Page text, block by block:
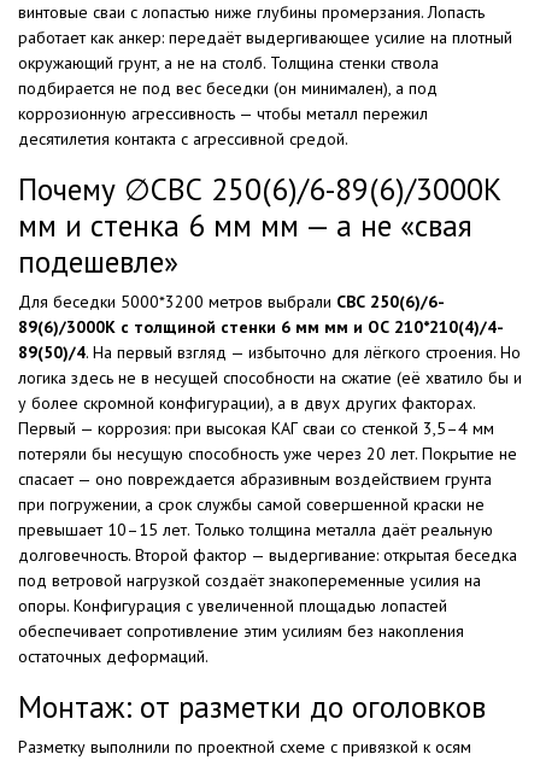
винтовые сваи с лопастью ниже глубины промерзания. Лопасть
работает как анкер: передаёт выдергивающее усилие на плотный
окружающий грунт, а не на столб. Толщина стенки ствола
подбирается не под вес беседки (он минимален), а под
коррозионную агрессивность — чтобы металл пережил
десятилетия контакта с агрессивной средой.
Почему ∅СВС 250(6)/6-89(6)/3000К
мм и стенка 6 мм мм — а не «свая
подешевле»
Для беседки 5000*3200 метров выбрали СВС 250(6)/6-
89(6)/3000К с толщиной стенки 6 мм мм и ОС 210*210(4)/4-
89(50)/4. На первый взгляд — избыточно для лёгкого строения. Но
логика здесь не в несущей способности на сжатие (её хватило бы и
у более скромной конфигурации), а в двух других факторах.
Первый — коррозия: при высокая КАГ сваи со стенкой 3,5–4 мм
потеряли бы несущую способность уже через 20 лет. Покрытие не
спасает — оно повреждается абразивным воздействием грунта
при погружении, а срок службы самой совершенной краски не
превышает 10–15 лет. Только толщина металла даёт реальную
долговечность. Второй фактор — выдергивание: открытая беседка
под ветровой нагрузкой создаёт знакопеременные усилия на
опоры. Конфигурация с увеличенной площадью лопастей
обеспечивает сопротивление этим усилиям без накопления
остаточных деформаций.
Монтаж: от разметки до оголовков
Разметку выполнили по проектной схеме с привязкой к осям